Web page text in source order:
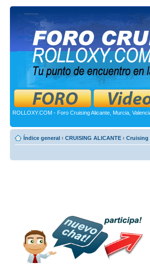
ROLLOXY.COM - Foro Cruising Alicante, Murcia,
Índice general ‹ CRUISING ALICANTE ‹ Cruising